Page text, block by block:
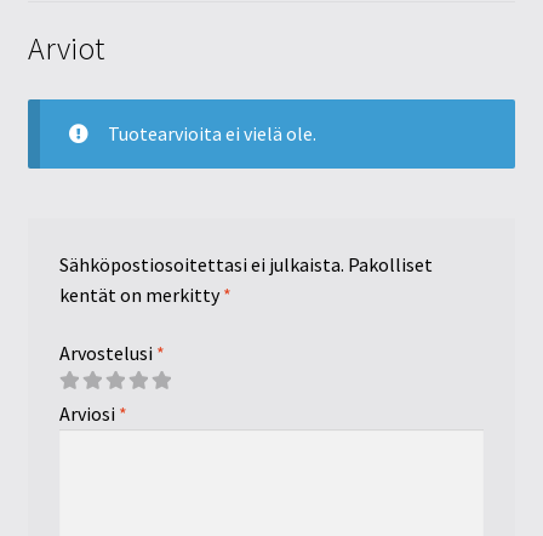
Arviot
Tuotearvioita ei vielä ole.
Sähköpostiosoitettasi ei julkaista. Pakolliset
kentät on merkitty*
Arvostelusi *
Arviosi *